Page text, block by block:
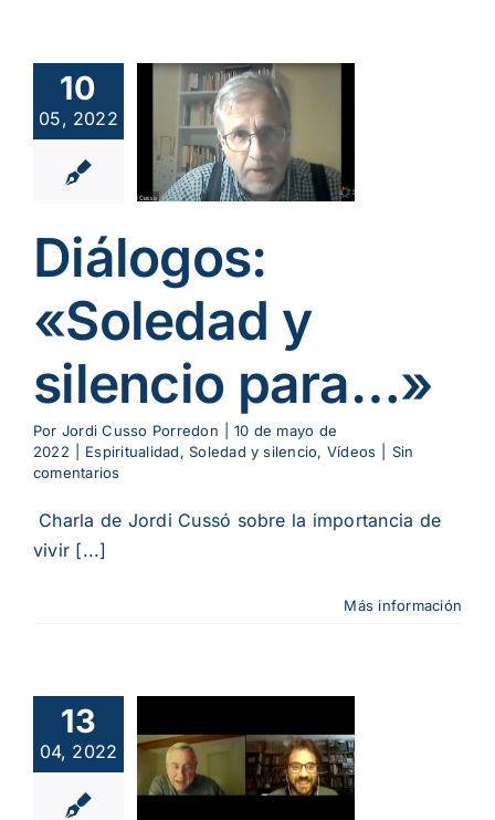
10
05, 2022
y
Vídeos
Diálogos:
«Soledad y
silencio para…»
Por Jordi Cusso Porredon
10 de mayo de
2022
Espiritualidad,Soledad y silencio, Vídeos
Sin
comentarios
Charla de Jordi Cussó sobre la importancia de
vivir [...]
Más información
13
04, 2022
cuatro
(I)